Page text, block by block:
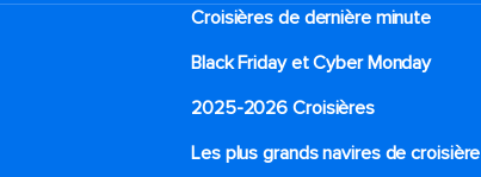
Croisières de dernière minute
Black Friday et Cyber Monday
2025-2026 Croisières
Les plus grands navires de croisière